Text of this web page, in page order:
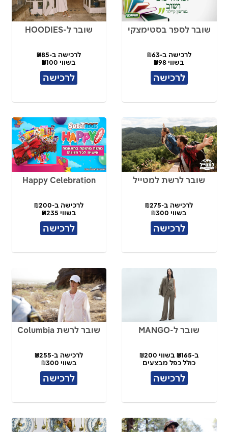
שובר לספר בסטימצקי
לרכישה ב-₪63
בשווי ₪98
לרכישה
שובר ל-HOODIES
לרכישה ב-₪85
בשווי ₪100
לרכישה
שובר לרשת למטייל
לרכישה ב-₪275
בשווי ₪300
לרכישה
Happy Celebration
לרכישה ב-₪200
בשווי ₪235
לרכישה
שובר ל-MANGO
ב-₪165 בשווי ₪200
כולל כפל מבצעים
לרכישה
שובר לרשת Columbia
לרכישה ב-₪255
בשווי ₪300
לרכישה